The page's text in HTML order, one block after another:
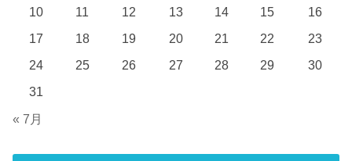
10
11 12 13 14 15
16
17
18 19 20 21 22
23
24
25 26 27 28 29
30
31
« 7月